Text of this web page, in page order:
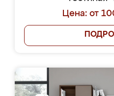
Цена: от